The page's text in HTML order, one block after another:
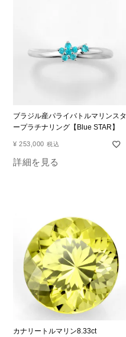
ブラジル産パライバトルマリンスタ
ープラチナリング【Blue STAR】
¥ 253,000 税込
詳細を見る
カナリートルマリン8.33ct